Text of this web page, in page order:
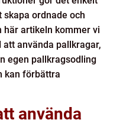
ordnade och
här artikeln kommer vi
använda pallkragar,
egen pallkragsodling
kan förbättra
använda